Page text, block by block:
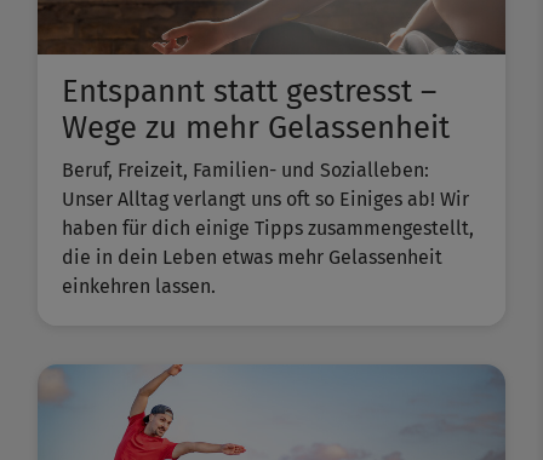
Entspannt statt gestresst –
Wege zu mehr Gelassenheit
Beruf, Freizeit, Familien- und Sozialleben:
Unser Alltag verlangt uns oft so Einiges ab! Wir
haben für dich einige Tipps zusammengestellt,
die in dein Leben etwas mehr Gelassenheit
einkehren lassen.